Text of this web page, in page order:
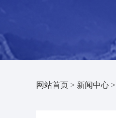
网站首页 > 新闻中心 >